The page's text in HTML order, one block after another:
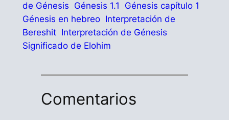
de Génesis Génesis 1.1
Génesis capítulo 1
Génesis en hebreo Interpretación de
Bereshit Interpretación de Génesis
Significado de Elohim
Comentarios